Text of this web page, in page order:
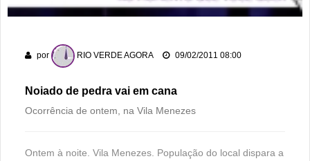
Polícia Militar recupera bicicleta furtada e prende suspeito
em flagrante em Montividiu
Associação Atlética Rioverdense disputará a Terceira Divisão
do Goiano em 2026
por RIO VERDE AGORA 09/02/2011 08:00
Noiado de pedra vai em cana
Ocorrência de ontem, na Vila Menezes
Ontem à noite. Vila Menezes. População do local dispara a